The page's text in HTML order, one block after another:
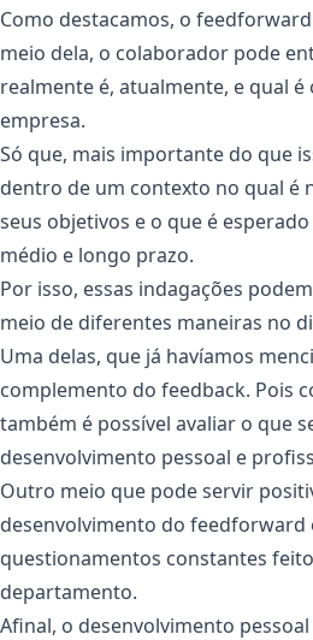
Como destacamos, o
meio dela, o colaborador pode
realmente é, atualmente, e qual
empresa.
Só que, mais importante do que
dentro de um contexto no qual é
seus objetivos e o que é
médio e longo prazo.
Por isso, essas indagações
meio de diferentes maneiras no
Uma delas, que já havíamos
complemento do feedback. Pois
também é possível avaliar o que
desenvolvimento pessoal e
Outro meio que pode servir
desenvolvimento do feedforward
questionamentos constantes
departamento.
Afinal, o desenvolvimento